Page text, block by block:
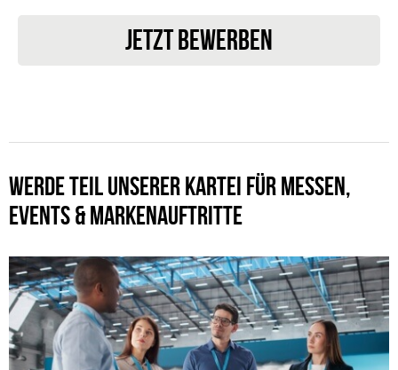
JETZT BEWERBEN
WERDE TEIL UNSERER KARTEI FÜR MESSEN,
EVENTS & MARKENAUFTRITTE